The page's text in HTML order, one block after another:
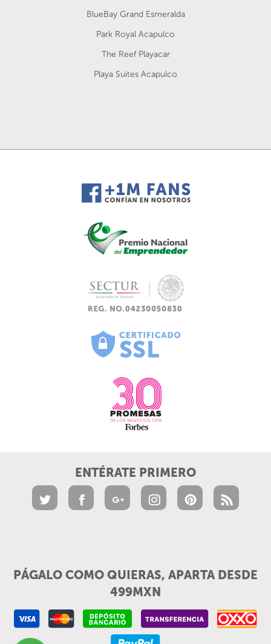
BlueBay Grand Esmeralda
Park Royal Acapulco
The Reef Playacar
Playa Suites Acapulco
ENTÉRATE PRIMERO
PÁGALO COMO QUIERAS, APARTA DESDE
499MXN